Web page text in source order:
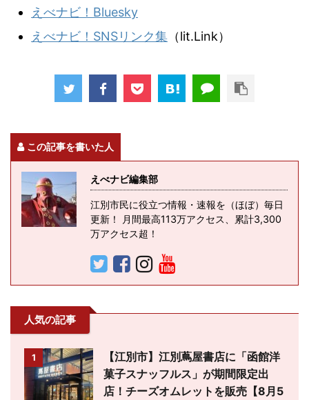
えべナビ！Bluesky
えべナビ！SNSリンク集 （lit.Link）
この記事を書いた人
えべナビ編集部
江別市民に役立つ情報・速報を（ほぼ）毎日
更新！ 月間最高113万アクセス、累計3,300
万アクセス超！
人気の記事
1
【江別市】江別蔦屋書店に「函館洋
菓子スナッフルス」が期間限定出
店！チーズオムレットを販売【8月5